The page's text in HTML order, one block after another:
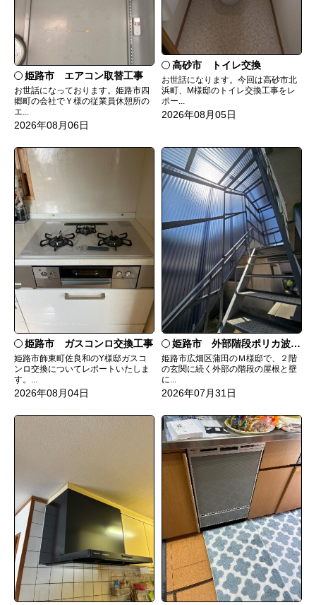
姫路市 エアコン取替工事
お世話になっております。姫路市四
郷町の会社でＹ様の従業員休憩所の
エ...
2026年08月06日
高砂市 トイレ交換
お世話になります。今回は高砂市北
浜町、M様邸のトイレ交換工事をレ
ポー...
2026年08月05日
姫路市 ガスコンロ交換工事
姫路市飾東町佐良和のY様邸ガスコ
ンロ交換についてレポートいたしま
す。...
2026年08月04日
姫路市 外部階段ポリカ波板張替工事
姫路市広畑区蒲田のＭ様邸で、２階
の玄関に続く外部の階段の屋根と壁
に...
2026年07月31日